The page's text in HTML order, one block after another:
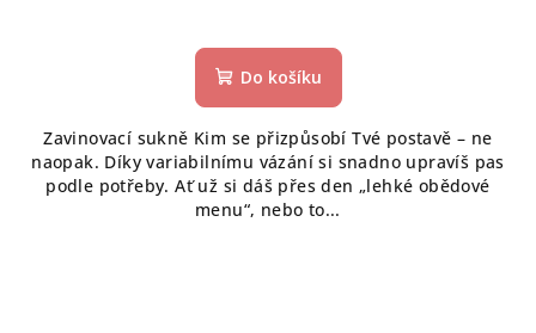
hodnocení
produktu
z
5
hvězdiček.
Do košíku
Zavinovací sukně Kim se přizpůsobí Tvé postavě – ne
naopak. Díky variabilnímu vázání si snadno upravíš pas
podle potřeby. Ať už si dáš přes den „lehké obědové
menu“, nebo to...